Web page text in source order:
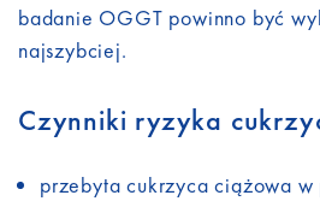
badanie OGGT powinno być
najszybciej.
Czynniki ryzyka
przebyta cukrzyca ciążowa